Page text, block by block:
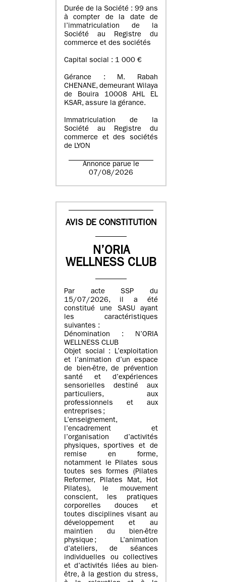
Durée de la Société : 99 ans
à compter de la date de
l’immatriculation de la
Société au Registre du
commerce et des sociétés
Capital social : 1 000 €
Gérance : M. Rabah
CHENANE, demeurant Wilaya
de Bouira 10008 AHL EL
KSAR, assure la gérance.
Immatriculation de la
Société au Registre du
commerce et des sociétés
de LYON
Annonce parue le
07/08/2026
AVIS DE CONSTITUTION
N’ORIA
WELLNESS CLUB
Par acte SSP du
15/07/2026, il a été
constitué une SASU ayant
les caractéristiques
suivantes :
Dénomination : N’ORIA
WELLNESS CLUB
Objet social : L’exploitation
et l’animation d’un espace
de bien-être, de prévention
santé et d’expériences
sensorielles destiné aux
particuliers, aux
professionnels et aux
entreprises ;
L’enseignement,
l’encadrement et
l’organisation d’activités
physiques, sportives et de
remise en forme,
notamment le Pilates sous
toutes ses formes (Pilates
Reformer, Pilates Mat, Hot
Pilates), le mouvement
conscient, les pratiques
corporelles douces et
toutes disciplines visant au
développement et au
maintien du bien-être
physique ; L’animation
d’ateliers, de séances
individuelles ou collectives
et d’activités liées au bien-
être, à la gestion du stress,